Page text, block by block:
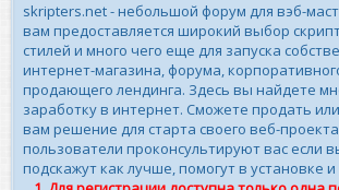
skripters.net - небольшой форум для вэб-
вам предоставляется широкий выбор
стилей и много чего еще для запуска
интернет-магазина, форума,
продающего лендинга. Здесь вы найдете
заработку в интернет. Сможете продать
вам решение для старта своего веб-
пользователи проконсультируют вас если
подскажут как лучше, помогут в установке